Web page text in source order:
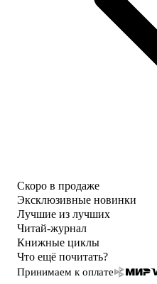
Скоро в продаже
Эксклюзивные новинки
Лучшие из лучших
Читай-журнал
Книжные циклы
Что ещё почитать?
Принимаем к оплате